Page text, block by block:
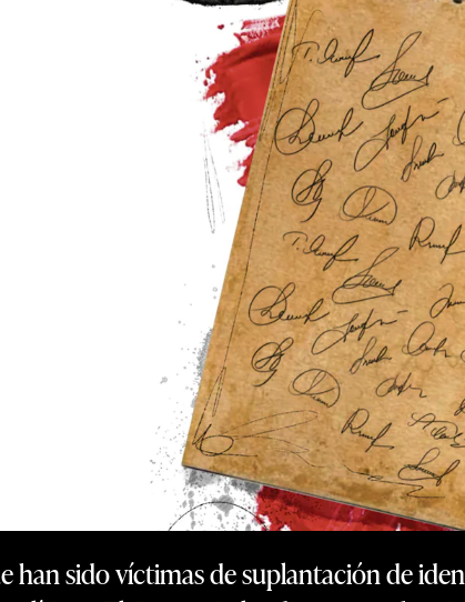
han sido víctimas de suplantación de